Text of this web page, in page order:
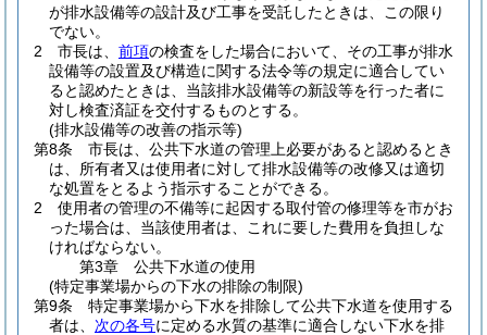
が排水設備等の設計及び工事を受託したときは、この限り
でない。
2
市長は、 前項の検査をした場合において、その工事が排水
設備等の設置及び構造に関する法令等の規定に適合してい
ると認めたときは、当該排水設備等の新設等を行った者に
対し検査済証を交付するものとする。
(排水設備等の改善の指示等)
第8条
市長は、公共下水道の管理上必要があると認めるとき
は、所有者又は使用者に対して排水設備等の改修又は適切
な処置をとるよう指示することができる。
2
使用者の管理の不備等に起因する取付管の修理等を市がお
った場合は、当該使用者は、これに要した費用を負担しな
ければならない。
第3章
公共下水道の使用
(特定事業場からの下水の排除の制限)
第9条
特定事業場から下水を排除して公共下水道を使用する
者は、 次の各号に定める水質の基準に適合しない下水を排